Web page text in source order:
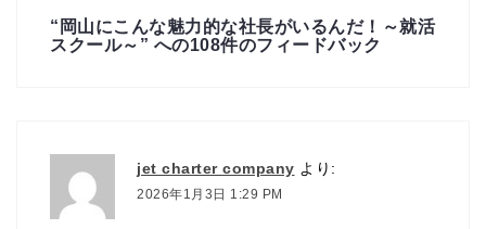
“ 岡山にこんな魅力的な社長がいるんだ！～就活
スクール～ ” への108件のフィードバック
jet charter company より:
2026年1月3日 1:29 PM